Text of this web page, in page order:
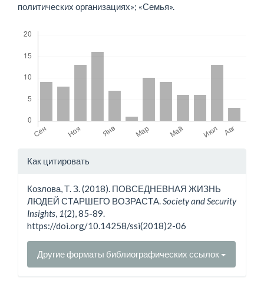
политических организациях»; «Семья».
Детали
Как цитировать
Козлова, Т. З. (2018). ПОВСЕДНЕВНАЯ ЖИЗНЬ
ЛЮДЕЙ СТАРШЕГО ВОЗРАСТА.Society and Security
Insights, 1(2), 85-89.
https://doi.org/10.14258/ssi(2018)2-06
Другие форматы библиографических ссылок